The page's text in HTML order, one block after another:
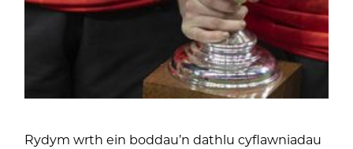
Rydym wrth ein boddau’n dathlu cyflawniadau